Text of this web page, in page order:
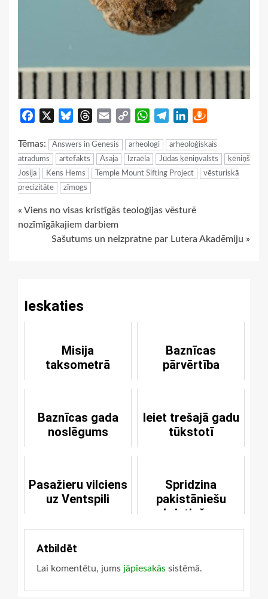
Facebook BlueskyThreads
Email
Copy
WhatsApp
TelegramLinkedIn
Tēmas: Answers in Genesis arheologi
arheoloģiskais
atradums
artefakts Asaja Izraēla Jūdas ķēniņvalsts
ķēniņš
Josija
Kens Hems Temple Mount Sifting Project
vēsturiskā
precizitāte
zīmogs
Continue
Reading
« Viens no visas kristīgās teoloģijas vēsturē
nozīmīgākajiem darbiem
Sašutums un neizpratne par Lutera Akadēmiju »
Ieskaties
Misija
taksometrā
Baznīcas
pārvērtība
Baznīcas gada
noslēgums
Ieiet trešajā gadu
tūkstotī
Pasažieru vilciens
uz Ventspili
Spridzina
pakistāniešu
kristiešus
Atbildēt
Lai komentētu, jums jāpiesakās sistēmā.